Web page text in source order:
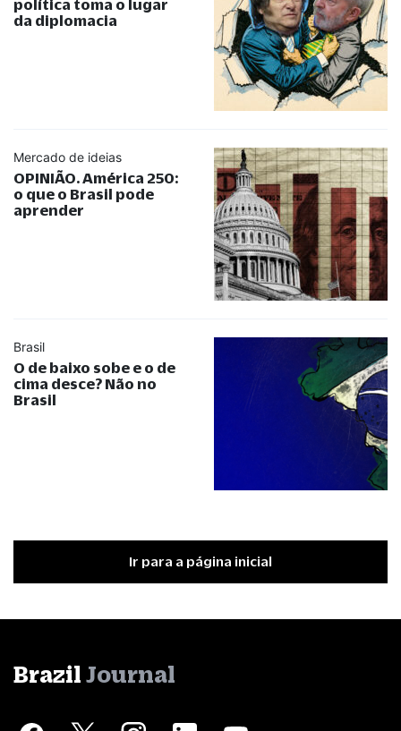
política toma o lugar
da diplomacia
Mercado de ideias
OPINIÃO. América 250:
o que o Brasil pode
aprender
Brasil
O de baixo sobe e o de
cima desce? Não no
Brasil
Ir para a página inicial
Brazil Journal